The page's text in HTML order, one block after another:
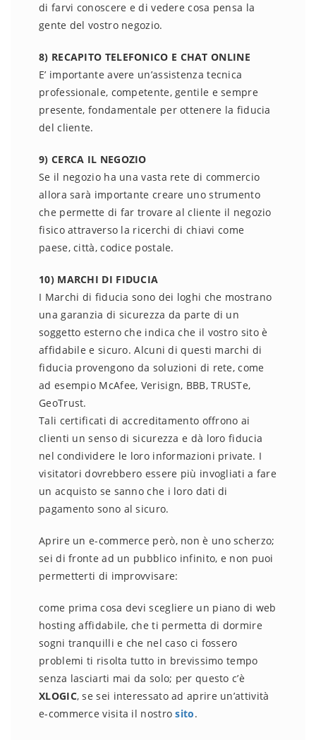
di farvi conoscere e di vedere cosa pensa la
gente del vostro negozio.
8) RECAPITO TELEFONICO E CHAT ONLINE
E’ importante avere un’assistenza tecnica
professionale, competente, gentile e sempre
presente, fondamentale per ottenere la fiducia
del cliente.
9) CERCA IL NEGOZIO
Se il negozio ha una vasta rete di commercio
allora sarà importante creare uno strumento
che permette di far trovare al cliente il negozio
fisico attraverso la ricerchi di chiavi come
paese, città, codice postale.
10) MARCHI DI FIDUCIA
I Marchi di fiducia sono dei loghi che mostrano
una garanzia di sicurezza da parte di un
soggetto esterno che indica che il vostro sito è
affidabile e sicuro. Alcuni di questi marchi di
fiducia provengono da soluzioni di rete, come
ad esempio McAfee, Verisign, BBB, TRUSTe,
GeoTrust.
Tali certificati di accreditamento offrono ai
clienti un senso di sicurezza e dà loro fiducia
nel condividere le loro informazioni private. I
visitatori dovrebbero essere più invogliati a fare
un acquisto se sanno che i loro dati di
pagamento sono al sicuro.
Aprire un e-commerce però, non è uno scherzo;
sei di fronte ad un pubblico infinito, e non puoi
permetterti di improvvisare:
come prima cosa devi scegliere un piano di web
hosting affidabile, che ti permetta di dormire
sogni tranquilli e che nel caso ci fossero
problemi ti risolta tutto in brevissimo tempo
senza lasciarti mai da solo; per questo c’è
XLOGIC, se sei interessato ad aprire un’attività
e-commerce visita il nostrosito.